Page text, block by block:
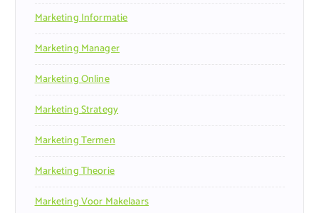
Marketing Informatie
Marketing Manager
Marketing Online
Marketing Strategy
Marketing Termen
Marketing Theorie
Marketing Voor Makelaars